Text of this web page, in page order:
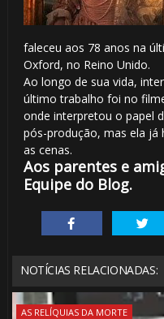
faleceu aos 78 anos na
Oxford, no Reino Unido.
Ao longo de sua vida,
último trabalho foi no
onde interpretou o papel
pós-produção, mas ela já
as cenas.
Aos parentes e
Equipe do Blog.
NOTÍCIAS RELACIONADAS:
AS RELÍQUIAS DA MORTE